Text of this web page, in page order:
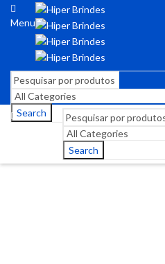
Menu
Search
Search